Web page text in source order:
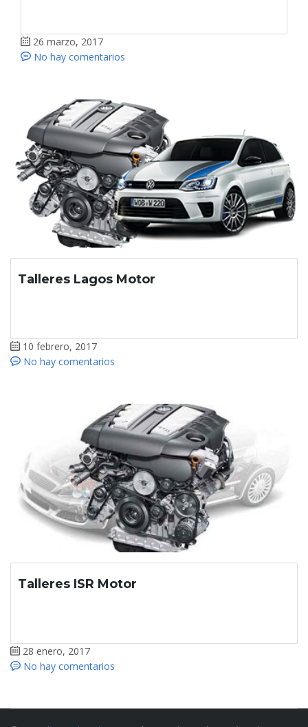
26 marzo, 2017
No hay comentarios
Talleres Lagos Motor
10 febrero, 2017
No hay comentarios
Talleres ISR Motor
28 enero, 2017
No hay comentarios